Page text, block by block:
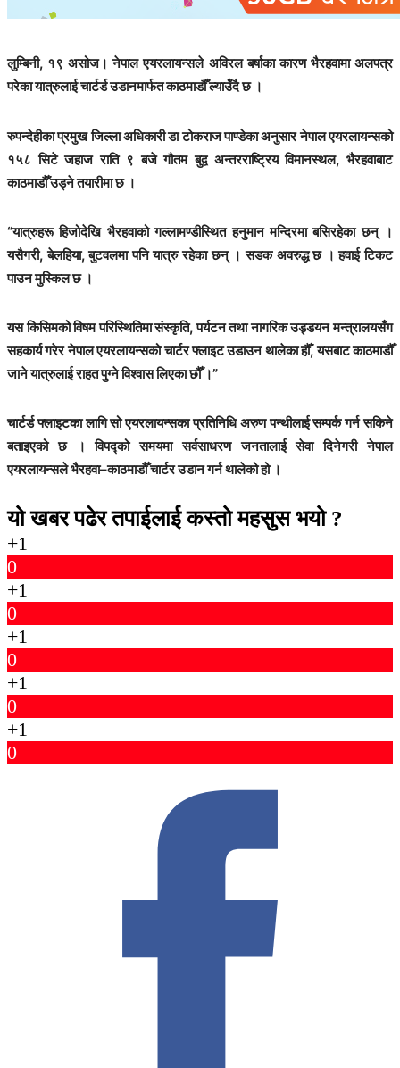
लुम्बिनी, १९ असोज। नेपाल एयरलायन्सले अविरल बर्षाका कारण भैरहवामा अलपत्र
परेका यात्रुलाई चार्टर्ड उडानमार्फत काठमाडौँ ल्याउँदै छ ।
रुपन्देहीका प्रमुख जिल्ला अधिकारी डा टोकराज पाण्डेका अनुसार नेपाल एयरलायन्सको
१५८ सिटे जहाज राति ९ बजे गौतम बुद्व अन्तरराष्ट्रिय विमानस्थल, भैरहवाबाट
काठमाडौँ उड्ने तयारीमा छ ।
“यात्रुहरू हिजोदेखि भैरहवाको गल्लामण्डीस्थित हनुमान मन्दिरमा बसिरहेका छन् ।
यसैगरी, बेलहिया, बुटवलमा पनि यात्रु रहेका छन् । सडक अवरुद्ध छ । हवाई टिकट
पाउन मुस्किल छ ।
यस किसिमको विषम परिस्थितिमा संस्कृति, पर्यटन तथा नागरिक उड्डयन मन्त्रालयसँग
सहकार्य गरेर नेपाल एयरलायन्सको चार्टर फ्लाइट उडाउन थालेका हौँ, यसबाट काठमाडौँ
जाने यात्रुलाई राहत पुग्ने विश्वास लिएका छौँ ।”
चार्टर्ड फ्लाइटका लागि सो एयरलायन्सका प्रतिनिधि अरुण पन्थीलाई सम्पर्क गर्न सकिने
बताइएको छ । विपद्को समयमा सर्वसाधरण जनतालाई सेवा दिनेगरी नेपाल
एयरलायन्सले भैरहवा–काठमाडौँ चार्टर उडान गर्न थालेको हो ।
यो खबर पढेर तपाईलाई कस्तो महसुस भयो ?
+1
0
+1
0
+1
0
+1
0
+1
0